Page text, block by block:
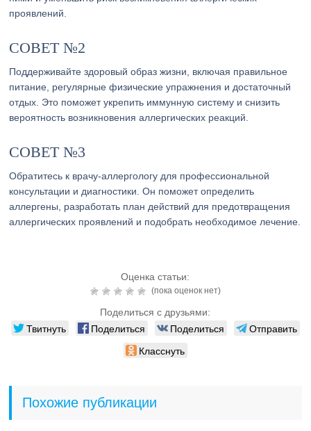
проявлений.
СОВЕТ №2
Поддерживайте здоровый образ жизни, включая правильное
питание, регулярные физические упражнения и достаточный
отдых. Это поможет укрепить иммунную систему и снизить
вероятность возникновения аллергических реакций.
СОВЕТ №3
Обратитесь к врачу-аллергологу для профессиональной
консультации и диагностики. Он поможет определить
аллергены, разработать план действий для предотвращения
аллергических проявлений и подобрать необходимое лечение.
Оценка статьи:
(пока оценок нет)
Поделиться с друзьями:
Твитнуть Поделиться Поделиться
Отправить
Класснуть
Похожие публикации